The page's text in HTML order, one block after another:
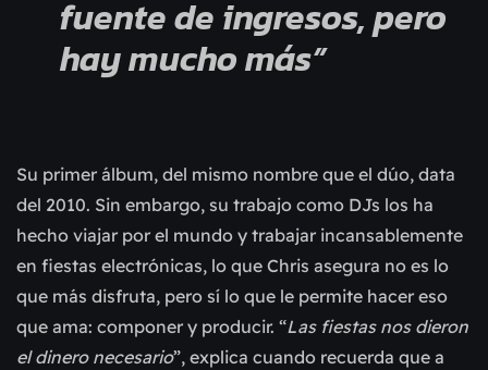
fuente de ingresos, pero
hay mucho más”
Su primer álbum, del mismo nombre que el dúo, data
del 2010. Sin embargo, su trabajo como DJs los ha
hecho viajar por el mundo y trabajar incansablemente
en fiestas electrónicas, lo que Chris asegura no es lo
que más disfruta, pero sí lo que le permite hacer eso
que ama: componer y producir. “Las fiestas nos dieron
el dinero necesario”, explica cuando recuerda que a